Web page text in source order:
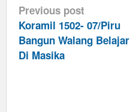
Post
navigation
Previous post
Koramil 1502- 07/Piru
Bangun Walang Belajar
Di Masika